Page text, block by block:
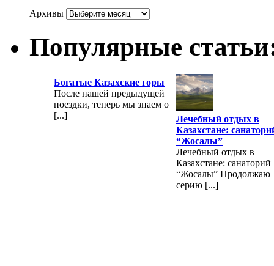
Архивы
Популярные
Богатые Казахские горы
После нашей предыдущей
поездки, теперь мы знаем о
[...]
Лечебный отдых в
Казахстане:
“Жосалы”
Лечебный отдых в
Казахстане: санаторий
“Жосалы” Продолжаю
серию [...]